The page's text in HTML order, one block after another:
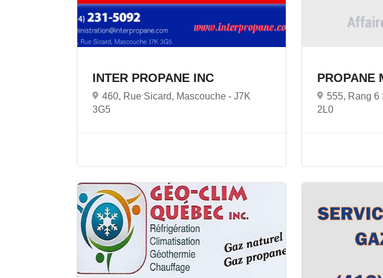
INTER PROPANE INC
460, Rue Sicard, Mascouche - J7K
3G5
PROPANE
555, Rang 6
2L0